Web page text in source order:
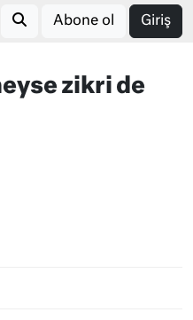
Abone ol Giriş
zikri de